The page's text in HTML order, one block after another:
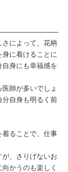
によって、花柄
に着けることに
身にも幸福感を
師が多いでしょ
分自身も明るく前
着ることで、仕事
、さりげないお
かうのも楽しく